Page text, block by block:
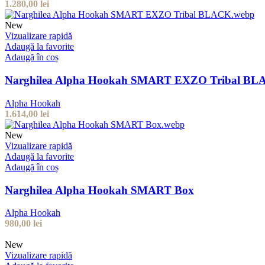
1.280,00 lei
New
Vizualizare rapidă
Adaugă la favorite
Adaugă în coș
Narghilea Alpha Hookah SMART EXZO Tribal
Alpha Hookah
1.614,00 lei
New
Vizualizare rapidă
Adaugă la favorite
Adaugă în coș
Narghilea Alpha Hookah SMART Box
Alpha Hookah
980,00 lei
New
Vizualizare rapidă